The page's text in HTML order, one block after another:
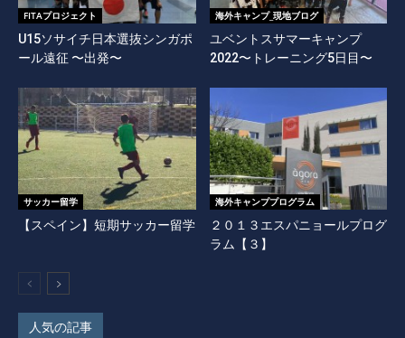
FITAプロジェクト
U15ソサイチ日本選抜シンガポ
ール遠征 〜出発〜
海外キャンプ_現地ブログ
ユベントスサマーキャンプ
2022〜トレーニング5日目〜
サッカー留学
【スペイン】短期サッカー留学
海外キャンププログラム
２０１３エスパニョールプログ
ラム【３】
人気の記事